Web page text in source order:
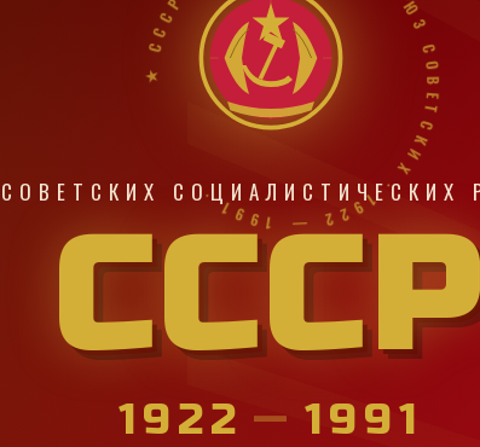
★ СССР · 1922 — 1991 · СОЮЗ СОВЕТСКИХ · 1922 — 1991 ·
СОЦИАЛИСТИЧЕСКИХ
1922 — 1991